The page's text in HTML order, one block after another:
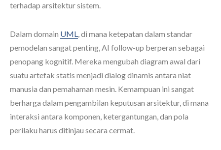
terhadap arsitektur sistem.
Dalam domain UML, di mana ketepatan dalam standar
pemodelan sangat penting, AI follow-up berperan sebagai
penopang kognitif. Mereka mengubah diagram awal dari
suatu artefak statis menjadi dialog dinamis antara niat
manusia dan pemahaman mesin. Kemampuan ini sangat
berharga dalam pengambilan keputusan arsitektur, di mana
interaksi antara komponen, ketergantungan, dan pola
perilaku harus ditinjau secara cermat.